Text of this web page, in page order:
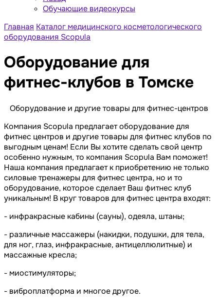
Обучающие видеокурсы
Главная Каталог медицинского косметологического
оборудования Scopula
Оборудование для
фитнес-клубов в Томске
Оборудование и другие товары для фитнес-центров
Компания Scopula предлагает оборудование для
фитнес центров и другиетовары для фитнес клубов по
выгодным ценам! Если Вы хотите сделать свой центр
особенно нужным, то компания Scopula Вам поможет!
Наша компания предлагает к приобретению не только
силовые тренажеры для фитнес центра, но и то
оборудование, которое сделает Ваш фитнес клуб
уникальным! В круг товаров для фитнес центра входят:
- инфракрасные кабины (сауны), одеяла, штаны;
- различные массажеры (накидки, подушки, для тела,
для ног, глаз, инфракрасные, антицеллюлитные) и
массажные кресла;
- миостимуляторы;
- виброплатформа и многое другое.